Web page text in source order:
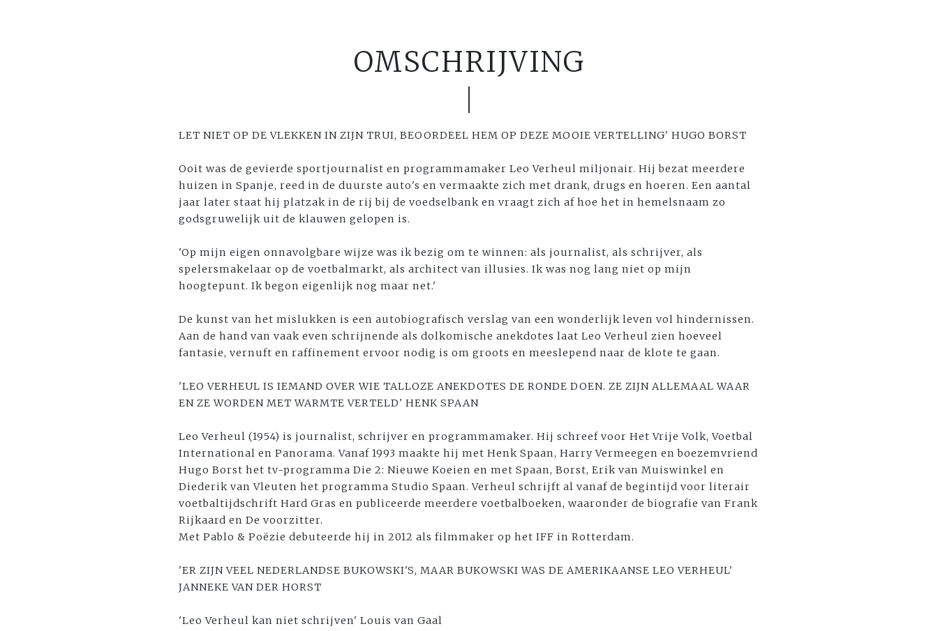
OMSCHRIJVING
LET NIET OP DE VLEKKEN IN ZIJN TRUI, BEOORDEEL HEM OP DEZE MOOIE VERTELLING' HUGO BORST
Ooit was de gevierde sportjournalist en programmamaker Leo Verheul miljonair. Hij bezat meerdere
huizen in Spanje, reed in de duurste auto's en vermaakte zich met drank, drugs en hoeren. Een aantal
jaar later staat hij platzak in de rij bij de voedselbank en vraagt zich af hoe het in hemelsnaam zo
godsgruwelijk uit de klauwen gelopen is.
'Op mijn eigen onnavolgbare wijze was ik bezig om te winnen: als journalist, als schrijver, als
spelersmakelaar op de voetbalmarkt, als architect van illusies. Ik was nog lang niet op mijn
hoogtepunt. Ik begon eigenlijk nog maar net.'
De kunst van het mislukken is een autobiografisch verslag van een wonderlijk leven vol hindernissen.
Aan de hand van vaak even schrijnende als dolkomische anekdotes laat Leo Verheul zien hoeveel
fantasie, vernuft en raffinement ervoor nodig is om groots en meeslepend naar de klote te gaan.
'LEO VERHEUL IS IEMAND OVER WIE TALLOZE ANEKDOTES DE RONDE DOEN. ZE ZIJN ALLEMAAL WAAR
EN ZE WORDEN MET WARMTE VERTELD' HENK SPAAN
Leo Verheul (1954) is journalist, schrijver en programmamaker. Hij schreef voor Het Vrije Volk, Voetbal
International en Panorama. Vanaf 1993 maakte hij met Henk Spaan, Harry Vermeegen en boezemvriend
Hugo Borst het tv-programma Die 2: Nieuwe Koeien en met Spaan, Borst, Erik van Muiswinkel en
Diederik van Vleuten het programma Studio Spaan. Verheul schrijft al vanaf de begintijd voor literair
voetbaltijdschrift Hard Gras en publiceerde meerdere voetbalboeken, waaronder de biografie van Frank
Rijkaard en De voorzitter.
Met Pablo & Poëzie debuteerde hij in 2012 als filmmaker op het IFF in Rotterdam.
'ER ZIJN VEEL NEDERLANDSE BUKOWSKI'S, MAAR BUKOWSKI WAS DE AMERIKAANSE LEO VERHEUL'
JANNEKE VAN DER HORST
'Leo Verheul kan niet schrijven' Louis van Gaal